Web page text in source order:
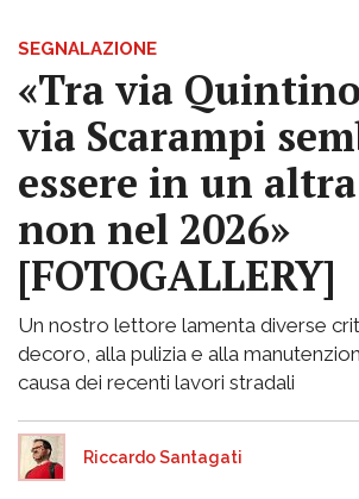
SEGNALAZIONE
«Tra via
via Scarampi
essere in un
non nel 2026»
[FOTOGALLERY]
Un nostro lettore lamenta diverse
decoro, alla pulizia e alla
causa dei recenti lavori stradali
Riccardo Santagati